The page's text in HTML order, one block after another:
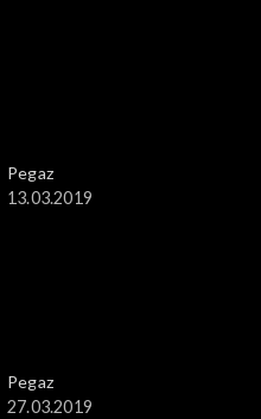
Pegaz
13.03.2019
Pegaz
27.03.2019